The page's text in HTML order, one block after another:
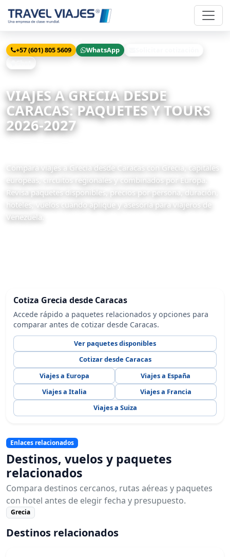
+57 (601) 805 5609 WhatsApp
VIAJES A GRECIA DESDE
CARACAS: PAQUETES Y TOURS
2026-2027
Compara viajes a Grecia desde Caracas con Grecia, capitales
europeas, circuitos regionales y combinados por Europa.
Revisa paquetes disponibles, precios por persona, duración,
hoteles, vuelos cuando aplique y asesoría para viajeros de
Venezuela.
Cotiza Grecia desde Caracas
Accede rápido a paquetes relacionados y opciones para
comparar antes de cotizar desde Caracas.
Ver paquetes disponibles
Cotizar desde Caracas
Viajes a Europa
Viajes a España
Viajes a Italia
Viajes a Francia
Viajes a Suiza
Enlaces relacionados
Destinos, vuelos y paquetes
relacionados
Compara destinos cercanos, rutas aéreas y paquetes
con hotel antes de elegir fecha y presupuesto.
Grecia
Destinos relacionados